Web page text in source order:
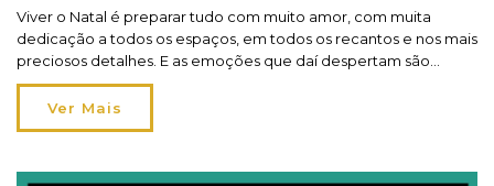
Viver o Natal é preparar tudo com muito amor, com muita
dedicação a todos os espaços, em todos os recantos e nos mais
preciosos detalhes. E as emoções que daí despertam são
infinitas e podem chegar a todos os seus mais queridos. Viver o
Natal em toda a casa ultrapassa qualquer fronteira e deixa fluir
[…]
Ver Mais